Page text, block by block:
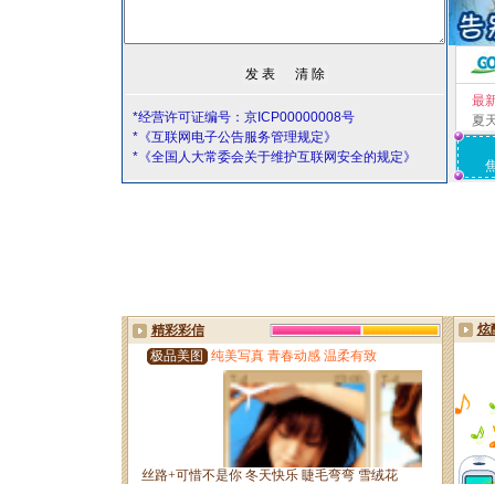
*经营许可证编号：京ICP00000008号
*《互联网电子公告服务管理规定》
*《全国人大常委会关于维护互联网安全的规定》
最
夏